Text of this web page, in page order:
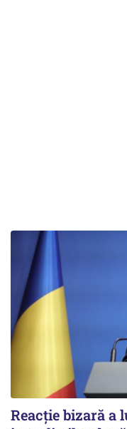
Reacție bizară a